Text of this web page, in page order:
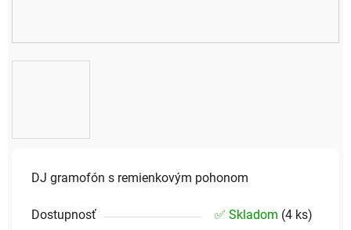
DJ gramofón s remienkovým pohonom
Dostupnosť ✅ Skladom (4 ks)